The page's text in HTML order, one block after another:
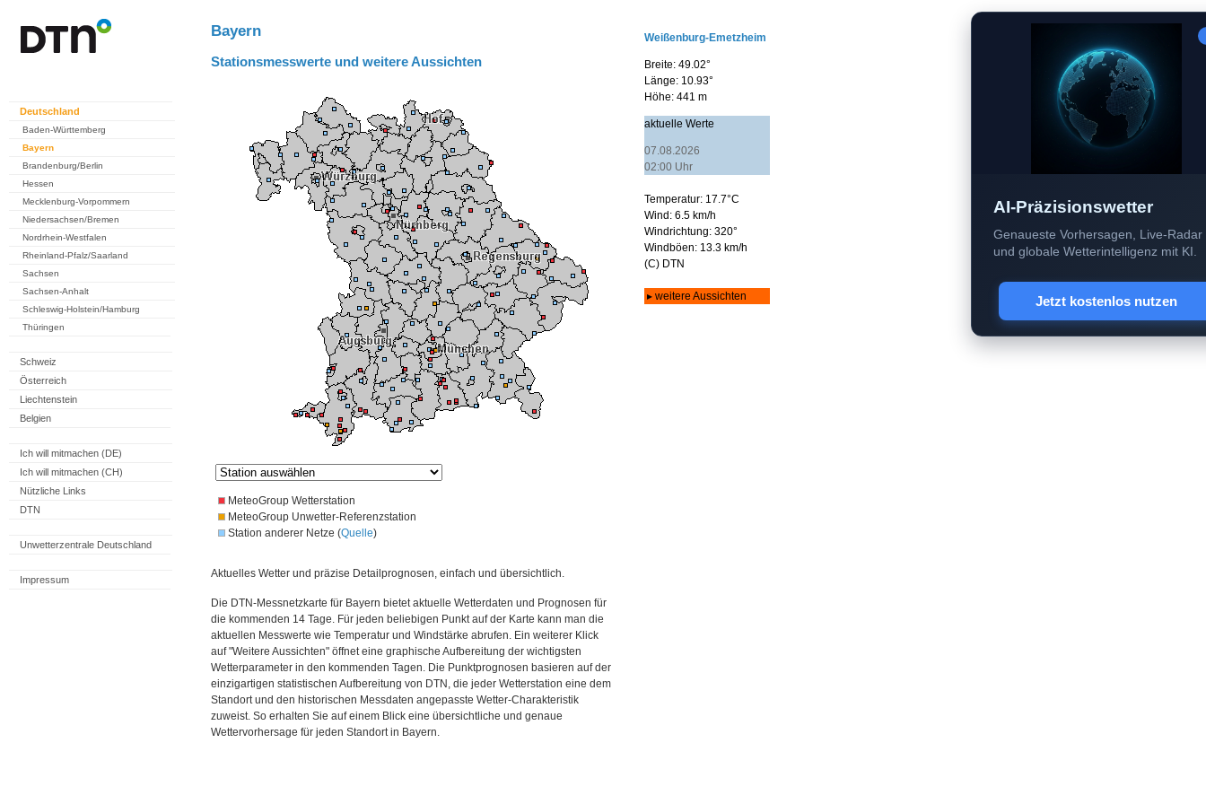
Deutschland
Baden-Württemberg
Bayern
Brandenburg/Berlin
Hessen
Mecklenburg-Vorpommern
Niedersachsen/Bremen
Nordrhein-Westfalen
Rheinland-Pfalz/Saarland
Sachsen
Sachsen-Anhalt
Schleswig-Holstein/Hamburg
Thüringen
Schweiz
Österreich
Liechtenstein
Belgien
Ich will mitmachen (DE)
Ich will mitmachen (CH)
Nützliche Links
DTN
Unwetterzentrale Deutschland
Impressum
Bayern
Stationsmesswerte und weitere Aussichten
MeteoGroup Wetterstation
MeteoGroup Unwetter-Referenzstation
Station anderer Netze (Quelle)
Aktuelles Wetter und präzise Detailprognosen, einfach und übersichtlich.
Die DTN-Messnetzkarte für Bayern bietet aktuelle Wetterdaten und Prognosen für
die kommenden 14 Tage. Für jeden beliebigen Punkt auf der Karte kann man die
aktuellen Messwerte wie Temperatur und Windstärke abrufen. Ein weiterer Klick
auf "Weitere Aussichten" öffnet eine graphische Aufbereitung der wichtigsten
Wetterparameter in den kommenden Tagen. Die Punktprognosen basieren auf der
einzigartigen statistischen Aufbereitung von DTN, die jeder Wetterstation eine dem
Standort und den historischen Messdaten angepasste Wetter-Charakteristik
zuweist. So erhalten Sie auf einem Blick eine übersichtliche und genaue
Wettervorhersage für jeden Standort in Bayern.
AI-Präzisionswetter
Genaueste Vorhersagen, Live-Radar
und globale Wetterintelligenz mit KI.
Jetzt kostenlos nutzen